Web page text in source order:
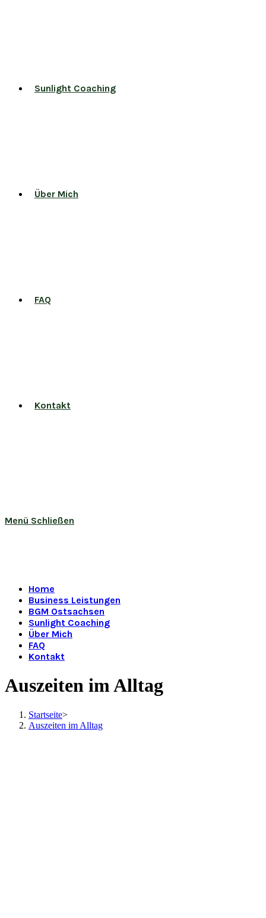
Sunlight Coaching
Über Mich
FAQ
Kontakt
Menü Schließen
Home
Business Leistungen
BGM Ostsachsen
Sunlight Coaching
Über Mich
FAQ
Kontakt
Auszeiten im Alltag
Startseite>
Auszeiten im Alltag